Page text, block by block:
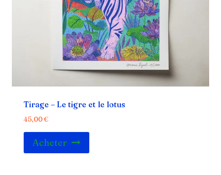
Tirage – Le tigre et le lotus
45,00€
Acheter